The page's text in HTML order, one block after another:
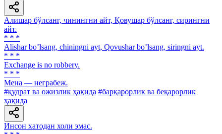
Алишар бўлсанг, чинингни айт, Қовушар бўлсанг, сирингни
айт.
* * *
Alishar bo’lsang, chiningni ayt, Qovushar bo’lsang, siringni ayt.
* * *
Exchange is no robbery.
* * *
Мена — неграбеж.
#қудрат ва ожизлик ҳақида #барқарорлик ва беқарорлик
ҳақида
Инсон хатодан холи эмас.